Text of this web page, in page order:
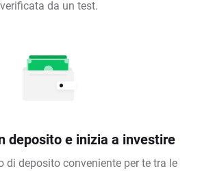
verificata da un test.
deposito e inizia a investire
di deposito conveniente per te tra le